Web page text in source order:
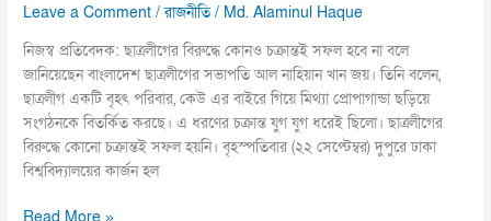
Leave a Comment /রাজনীতি/ Md. Alaminul Haque
নিজস্ব প্রতিবেদক: ছাত্রলীগের বিরুদ্ধে কোনও চক্রান্তই সফল হবে না বলে
জানিয়েছেন বাংলাদেশ ছাত্রলীগের সভাপতি আল নাহিয়ান খান জয়। তিনি বলেন,
ছাত্রলীগ একটি বৃহৎ পরিবার, কেউ এর বাইরে গিয়ে মিথ্যা প্রোপাগান্ডা ছড়িয়ে
সংগঠনকে বিতর্কিত করছে। এ ধরণের চক্রান্ত যুগ যুগ ধরেই ছিলো। ছাত্রলীগের
বিরুদ্ধে কোনো চক্রান্তই সফল হয়নি। বৃহস্পতিবার (২২ সেপ্টেম্বর) দুপুরে ঢাকা
বিশ্ববিদ্যালয়ের কার্জন হল